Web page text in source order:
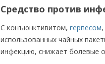
Средство против
С конъюнктивитом, герпесом
использованных чайных
инфекцию, снижает болевые